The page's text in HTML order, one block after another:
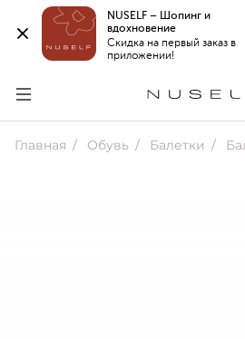
NUSELF – Шопинг и
вдохновение
Скидка на первый заказ в
приложении!
Главная Обувь Балетки